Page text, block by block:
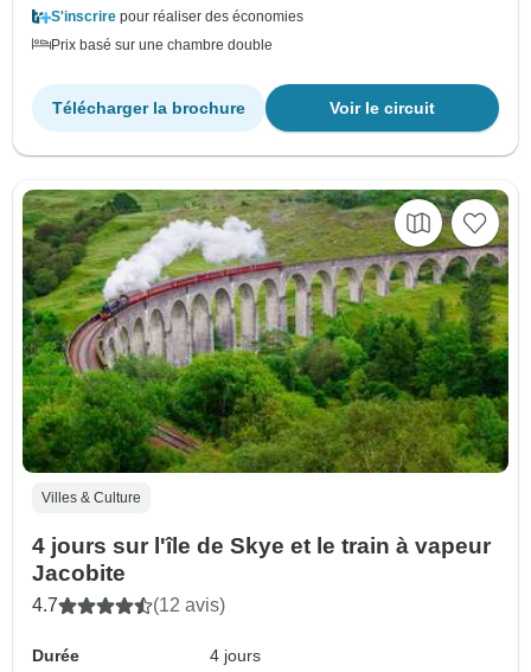
S'inscrire pour réaliser des économies
Prix basé sur une chambre double
Voir le circuit
Télécharger la brochure
Villes & Culture
4 jours sur l'île de Skye et le train à vapeur
Jacobite
4.7 (12 avis)
Durée
4 jours